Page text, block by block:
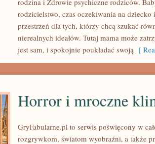
rodzina i Zdrowie psychiczne rodziców.
rodzicielstwo, czas oczekiwania na
przestrzeń dla tych, którzy chcą szukać
nierealnych ideałów. Tutaj mama może
jest sam, i spokojnie poukładać swoją [
Horror i mroczne
GryFabularne.pl to serwis poświęcony w
rozgrywkom, światom wyobraźni, a także